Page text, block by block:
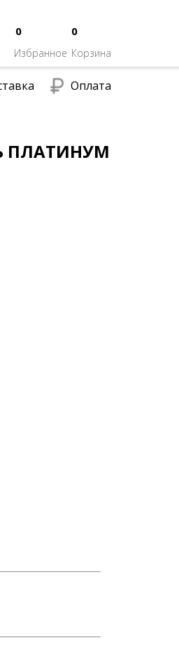
Оплата
Корзина
0
Избранное
0
ПЛАТИНУМ